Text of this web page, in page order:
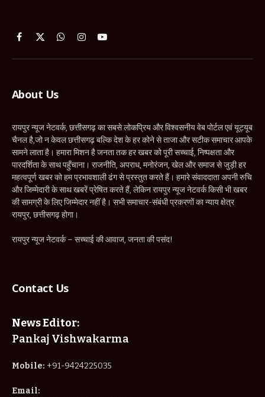
Facebook
X
WhatsApp
InstagramYouTube
About Us
रायपुर न्यूज नेटवर्क, छत्तीसगढ़ का सबसे लोकप्रिय और विश्वसनीय वेब पोर्टल एवं यूट्यूब
चैनल है,जो न केवल छत्तीसगढ़ बल्कि देश के हर कोने से ताजा और सटीक समाचार आपके
सामने लाता है। हमारा मिशन है जनता तक हर खबर को पूरी सच्चाई, निष्पक्षता और
पारदर्शिता के साथ पहुँचाना। राजनीति, अपराध, मनोरंजन, खेल और समाज से जुड़ी हर
महत्वपूर्ण खबर को हम प्रभावशाली ढंग से प्रस्तुत करते हैं। हमारे संवाददाता अपनी रुचि
और जिम्मेदारी के साथ खबरें प्रेषित करते हैं, लेकिन रायपुर न्यूज नेटवर्क किसी भी खबर
की सामग्री के लिए जिम्मेदार नहीं है। सभी समाचार-संबंधी प्रकरणों का न्याय क्षेत्र
रायपुर, छत्तीसगढ़ होगा।
रायपुर न्यूज नेटवर्क – सच्चाई की आवाज, जनता की पसंद!
Contact Us
News Editor:
Pankaj Vishwakarma
Mobile: +91-9424225035
Email: